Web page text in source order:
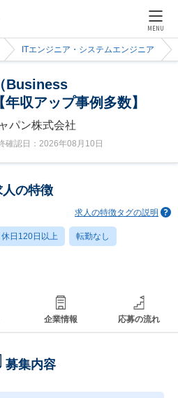
MENU
ITエンジニア・システムエンジニア
Business
収アップ事例多数】
パン株式会社
認日：2026年08月10日
人の特徴
求人の特徴タグの説明
休日120日以上 転勤なし
企業情報 応募の流れ
募集内容